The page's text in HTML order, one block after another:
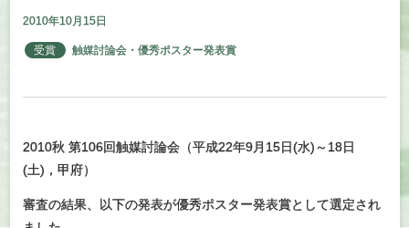
2010年10月15日
受賞 触媒討論会・優秀ポスター発表賞
2010秋 第106回触媒討論会（平成22年9月15日(水)～18日
(土)，甲府）
審査の結果、以下の発表が優秀ポスター発表賞として選定され